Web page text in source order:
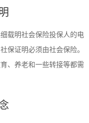
载明社会保险投保人的电
保证明必须由社会保险。
、养老和一些转接等都需